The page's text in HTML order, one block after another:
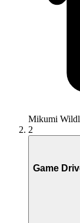
Mikumi
2
Game